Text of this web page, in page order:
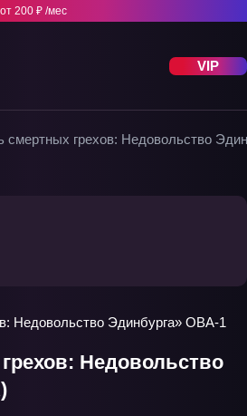
от 200 ₽ /мес
VIP
смертных грехов: Недовольство
Недовольство